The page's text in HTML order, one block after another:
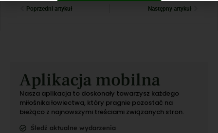
Poprzedni artykuł Następny artykuł
Aplikacja mobilna
Nasza aplikacja to doskonały towarzysz każdego
miłośnika łowiectwa, który pragnie pozostać na
bieżąco z najnowszymi treściami związanych stron.
Śledź aktualne wydarzenia